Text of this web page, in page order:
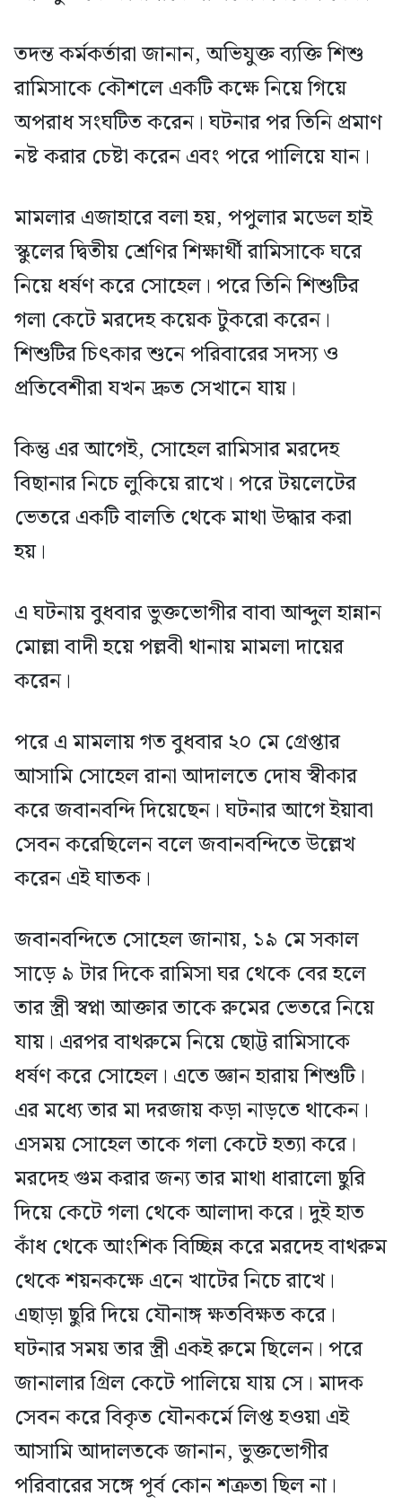
তদন্ত কর্মকর্তারা জানান, অভিযুক্ত ব্যক্তি শিশু
রামিসাকে কৌশলে একটি কক্ষে নিয়ে গিয়ে
অপরাধ সংঘটিত করেন। ঘটনার পর তিনি প্রমাণ
নষ্ট করার চেষ্টা করেন এবং পরে পালিয়ে যান।
মামলার এজাহারে বলা হয়, পপুলার মডেল হাই
স্কুলের দ্বিতীয় শ্রেণির শিক্ষার্থী রামিসাকে ঘরে
নিয়ে ধর্ষণ করে সোহেল। পরে তিনি শিশুটির
গলা কেটে মরদেহ কয়েক টুকরো করেন।
শিশুটির চিৎকার শুনে পরিবারের সদস্য ও
প্রতিবেশীরা যখন দ্রুত সেখানে যায়।
কিন্তু এর আগেই, সোহেল রামিসার মরদেহ
বিছানার নিচে লুকিয়ে রাখে। পরে টয়লেটের
ভেতরে একটি বালতি থেকে মাথা উদ্ধার করা
হয়।
এ ঘটনায় বুধবার ভুক্তভোগীর বাবা আব্দুল হান্নান
মোল্লা বাদী হয়ে পল্লবী থানায় মামলা দায়ের
করেন।
পরে এ মামলায় গত বুধবার ২০ মে গ্রেপ্তার
আসামি সোহেল রানা আদালতে দোষ স্বীকার
করে জবানবন্দি দিয়েছেন। ঘটনার আগে ইয়াবা
সেবন করেছিলেন বলে জবানবন্দিতে উল্লেখ
করেন এই ঘাতক।
জবানবন্দিতে সোহেল জানায়, ১৯ মে সকাল
সাড়ে ৯ টার দিকে রামিসা ঘর থেকে বের হলে
তার স্ত্রী স্বপ্না আক্তার তাকে রুমের ভেতরে নিয়ে
যায়। এরপর বাথরুমে নিয়ে ছোট্ট রামিসাকে
ধর্ষণ করে সোহেল। এতে জ্ঞান হারায় শিশুটি।
এর মধ্যে তার মা দরজায় কড়া নাড়তে থাকেন।
এসময় সোহেল তাকে গলা কেটে হত্যা করে।
মরদেহ গুম করার জন্য তার মাথা ধারালো ছুরি
দিয়ে কেটে গলা থেকে আলাদা করে। দুই হাত
কাঁধ থেকে আংশিক বিচ্ছিন্ন করে মরদেহ বাথরুম
থেকে শয়নকক্ষে এনে খাটের নিচে রাখে।
এছাড়া ছুরি দিয়ে যৌনাঙ্গ ক্ষতবিক্ষত করে।
ঘটনার সময় তার স্ত্রী একই রুমে ছিলেন। পরে
জানালার গ্রিল কেটে পালিয়ে যায় সে। মাদক
সেবন করে বিকৃত যৌনকর্মে লিপ্ত হওয়া এই
আসামি আদালতকে জানান, ভুক্তভোগীর
পরিবারের সঙ্গে পূর্ব কোন শত্রুতা ছিল না।